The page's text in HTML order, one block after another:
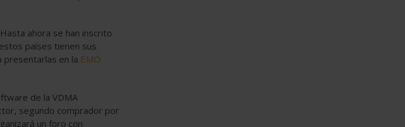
ahora se han inscrito
países tienen sus
presentarlas en la EMO
de la VDMA
segundo comprador por
un foro con